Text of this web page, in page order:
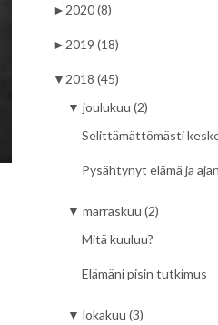
► 2020 (8)
► 2019 (18)
▼ 2018 (45)
▼ joulukuu (2)
Selittämättömästi
Pysähtynyt elämä ja
▼ marraskuu (2)
Mitä kuuluu?
Elämäni pisin tutkimus
▼ lokakuu (3)